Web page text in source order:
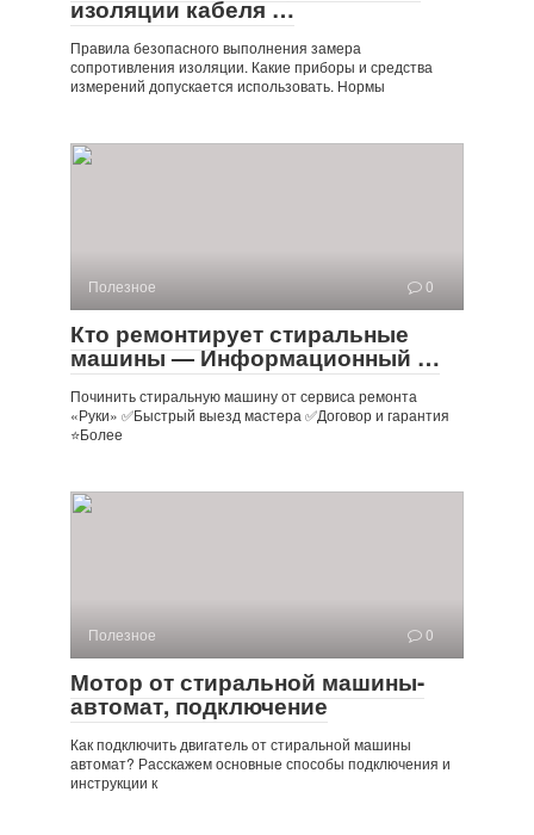
изоляции кабеля …
Правила безопасного выполнения замера
сопротивления изоляции. Какие приборы и средства
измерений допускается использовать. Нормы
Полезное 0
Кто ремонтирует стиральные
машины — Информационный …
Починить стиральную машину от сервиса ремонта
«Руки» ✅️Быстрый выезд мастера ✅️Договор и гарантия
⭐Более
Полезное 0
Мотор от стиральной машины-
автомат, подключение
Как подключить двигатель от стиральной машины
автомат? Расскажем основные способы подключения и
инструкции к